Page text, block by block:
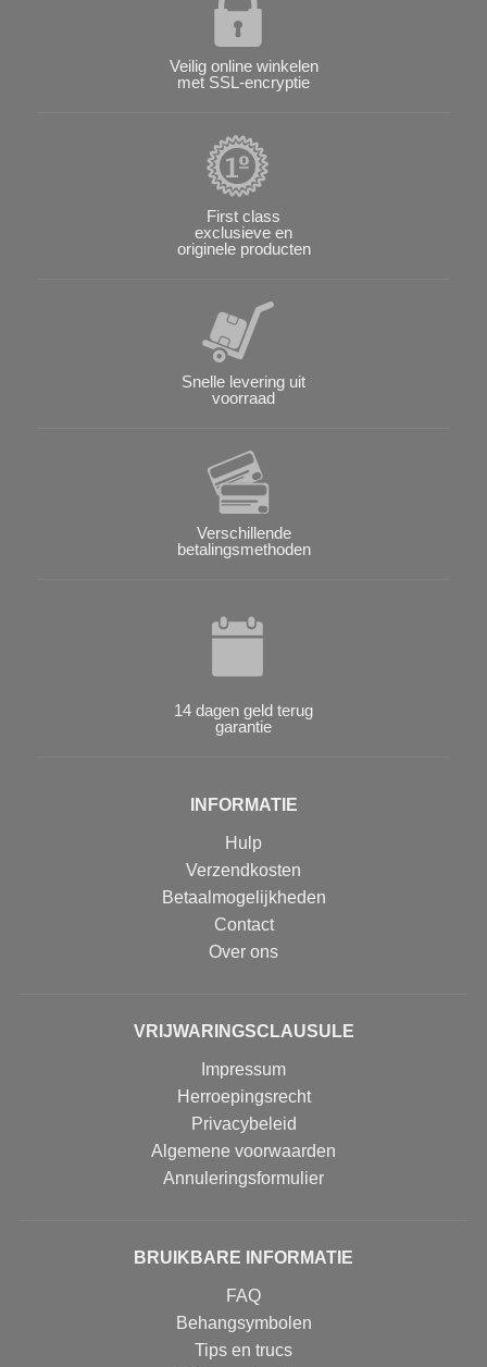
Veilig online winkelen
met SSL-encryptie
First class
exclusieve en
originele producten
Snelle levering uit
voorraad
Verschillende
betalingsmethoden
14 dagen geld terug
garantie
INFORMATIE
Hulp
Verzendkosten
Betaalmogelijkheden
Contact
Over ons
VRIJWARINGSCLAUSULE
Impressum
Herroepingsrecht
Privacybeleid
Algemene voorwaarden
Annuleringsformulier
BRUIKBARE INFORMATIE
FAQ
Behangsymbolen
Tips en trucs